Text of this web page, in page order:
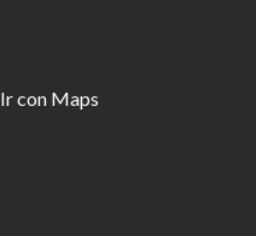
Ir con Maps